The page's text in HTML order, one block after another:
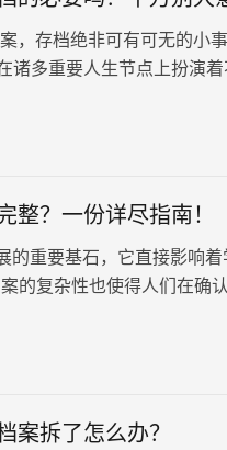
，存档绝非可有可无的小
诸多重要人生节点上扮演
整？一份详尽指南！
的重要基石，它直接影响
的复杂性也使得人们在确
案拆了怎么办？